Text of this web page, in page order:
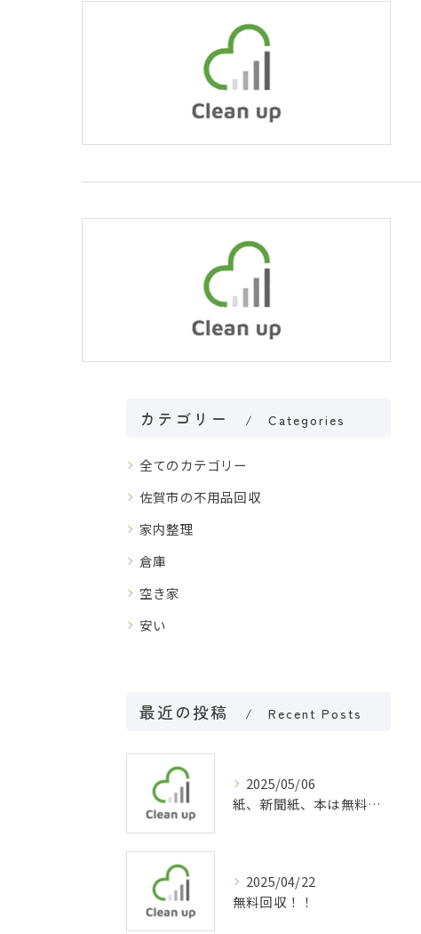
カテゴリー Categories
全てのカテゴリー
佐賀市の不用品回収
家内整理
倉庫
空き家
安い
最近の投稿 Recent Posts
2025/05/06
紙、新聞紙、本は無料回収！
2025/04/22
無料回収！！